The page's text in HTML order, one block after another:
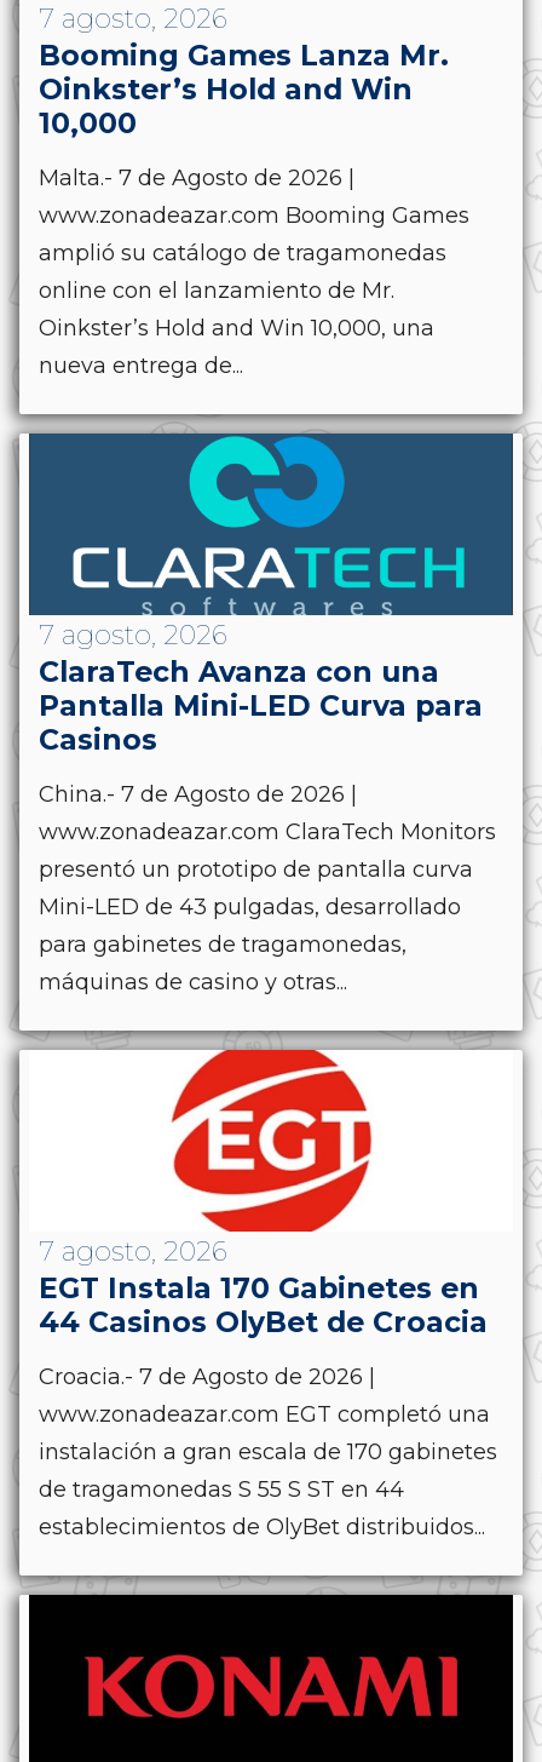
7 agosto, 2026
Booming Games Lanza Mr.
Oinkster’s Hold and Win
10,000
Malta.- 7 de Agosto de 2026 |
www.zonadeazar.com Booming Games
amplió su catálogo de tragamonedas
online con el lanzamiento de Mr.
Oinkster’s Hold and Win 10,000, una
nueva entrega de...
7 agosto, 2026
ClaraTech Avanza con una
Pantalla Mini-LED Curva para
Casinos
China.- 7 de Agosto de 2026 |
www.zonadeazar.com ClaraTech Monitors
presentó un prototipo de pantalla curva
Mini-LED de 43 pulgadas, desarrollado
para gabinetes de tragamonedas,
máquinas de casino y otras...
7 agosto, 2026
EGT Instala 170 Gabinetes en
44 Casinos OlyBet de Croacia
Croacia.- 7 de Agosto de 2026 |
www.zonadeazar.com EGT completó una
instalación a gran escala de 170 gabinetes
de tragamonedas S 55 S ST en 44
establecimientos de OlyBet distribuidos...